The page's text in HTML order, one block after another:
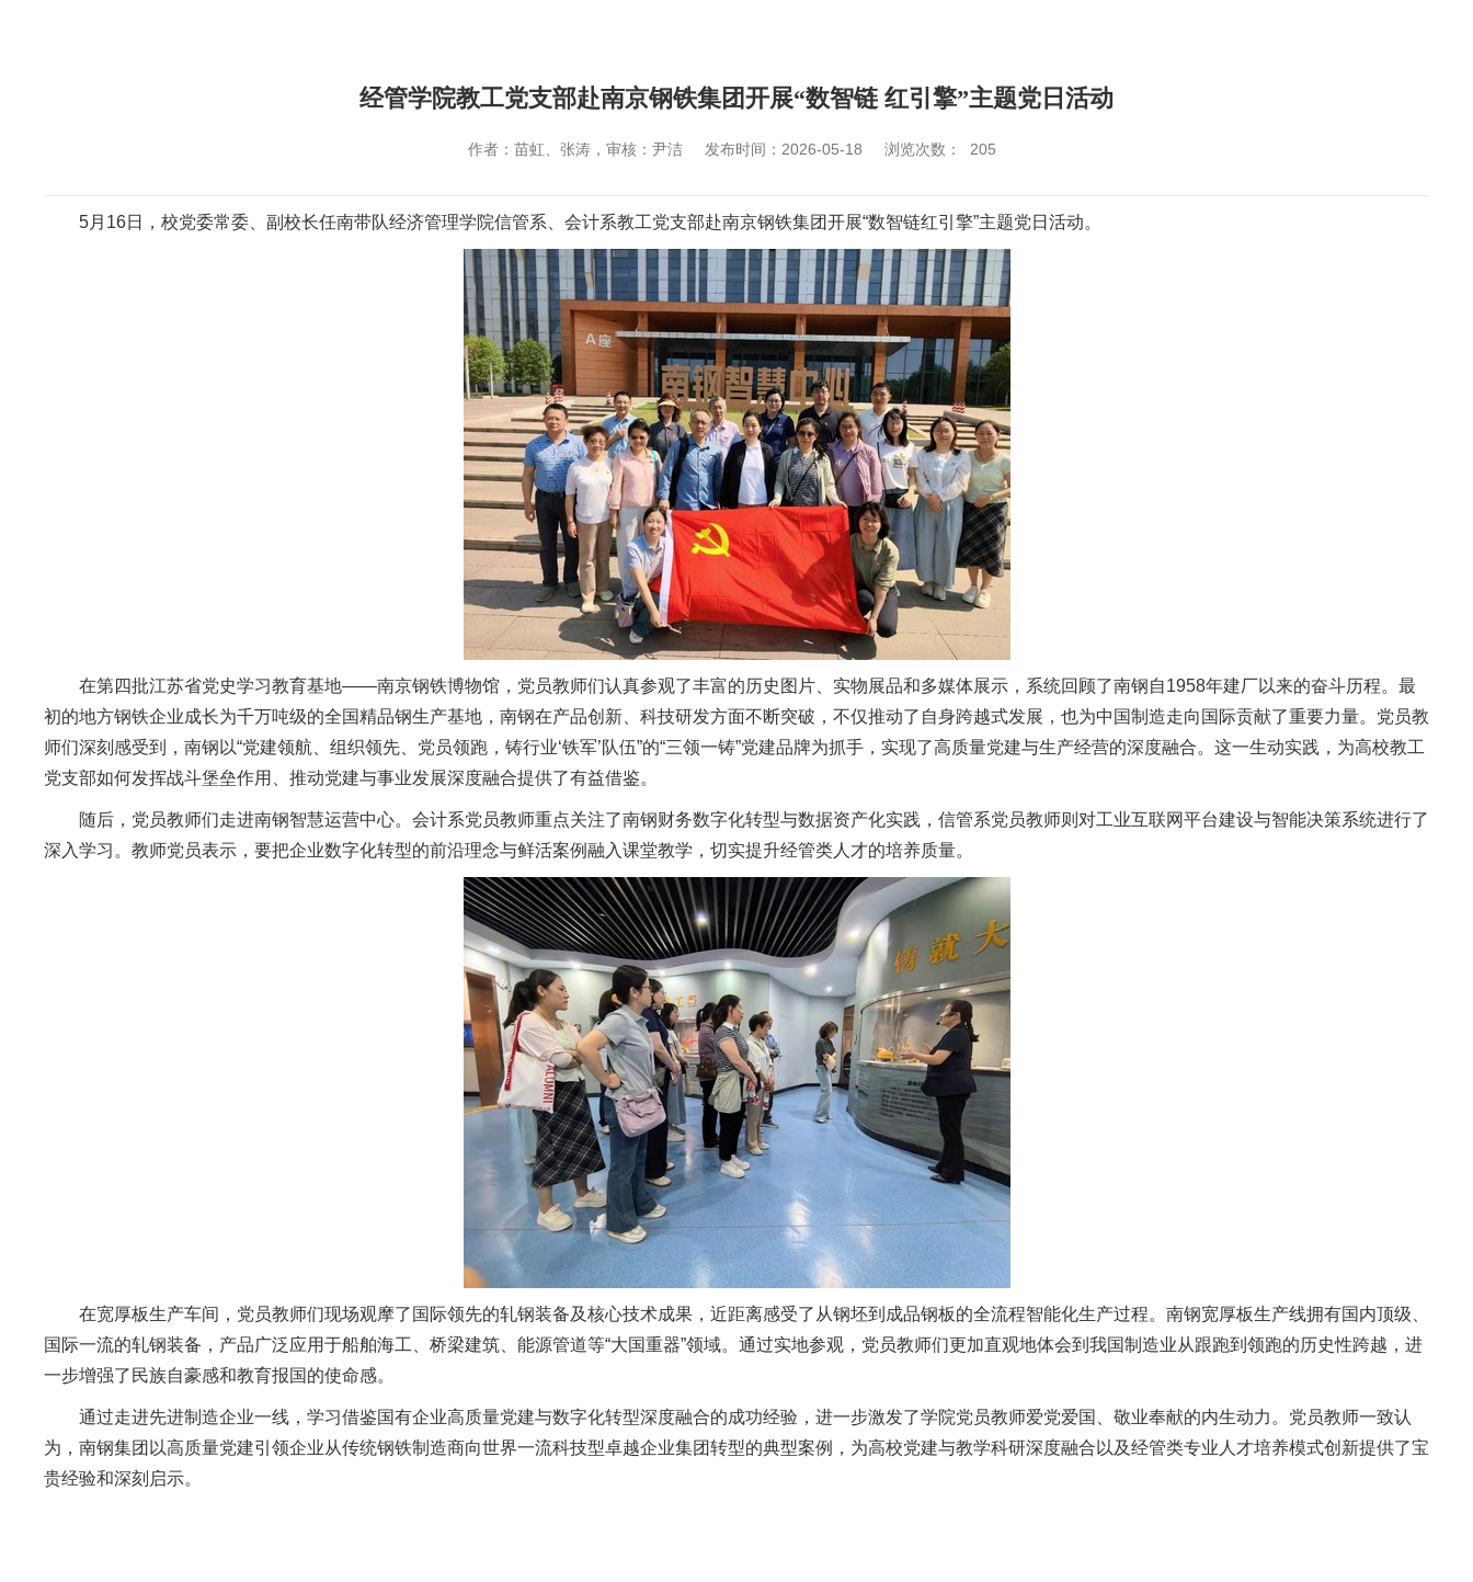
经管学院教工党支部赴南京钢铁集团开展“数智链 红引擎”主题党日活动
作者：苗虹、张涛，审核：尹洁 发布时间：2026-05-18 浏览次数： 205
5月16日，校党委常委、副校长任南带队经济管理学院信管系、会计系教工党支部赴南京钢铁集团开展“数智链红引擎”主题党日活动。
在第四批江苏省党史学习教育基地——南京钢铁博物馆，党员教师们认真参观了丰富的历史图片、实物展品和多媒体展示，系统回顾了南钢自1958年建厂以来的奋斗历程。最
初的地方钢铁企业成长为千万吨级的全国精品钢生产基地，南钢在产品创新、科技研发方面不断突破，不仅推动了自身跨越式发展，也为中国制造走向国际贡献了重要力量。党员教
师们深刻感受到，南钢以“党建领航、组织领先、党员领跑，铸行业‘铁军’队伍”的“三领一铸”党建品牌为抓手，实现了高质量党建与生产经营的深度融合。这一生动实践，为高校教工
党支部如何发挥战斗堡垒作用、推动党建与事业发展深度融合提供了有益借鉴。
随后，党员教师们走进南钢智慧运营中心。会计系党员教师重点关注了南钢财务数字化转型与数据资产化实践，信管系党员教师则对工业互联网平台建设与智能决策系统进行了
深入学习。教师党员表示，要把企业数字化转型的前沿理念与鲜活案例融入课堂教学，切实提升经管类人才的培养质量。
在宽厚板生产车间，党员教师们现场观摩了国际领先的轧钢装备及核心技术成果，近距离感受了从钢坯到成品钢板的全流程智能化生产过程。南钢宽厚板生产线拥有国内顶级、
国际一流的轧钢装备，产品广泛应用于船舶海工、桥梁建筑、能源管道等“大国重器”领域。通过实地参观，党员教师们更加直观地体会到我国制造业从跟跑到领跑的历史性跨越，进
一步增强了民族自豪感和教育报国的使命感。
通过走进先进制造企业一线，学习借鉴国有企业高质量党建与数字化转型深度融合的成功经验，进一步激发了学院党员教师爱党爱国、敬业奉献的内生动力。党员教师一致认
为，南钢集团以高质量党建引领企业从传统钢铁制造商向世界一流科技型卓越企业集团转型的典型案例，为高校党建与教学科研深度融合以及经管类专业人才培养模式创新提供了宝
贵经验和深刻启示。